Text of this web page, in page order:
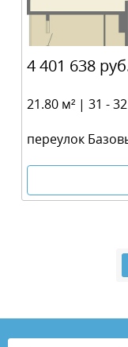
4 401 638
21.80 м² | 31 - 32
переулок